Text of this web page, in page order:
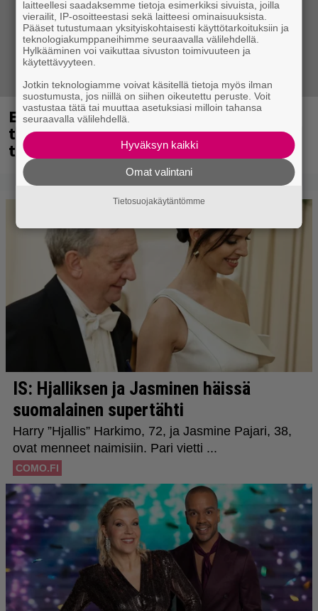
Eppu Normaalin viimeinen keikka
tänään – katso kuvagalleria torstailta
täältä
laitteellesi saadaksemme tietoja esimerkiksi sivuista, joilla
vierailit, IP-osoitteestasi sekä laitteesi ominaisuuksista.
Pääset tutustumaan yksityiskohtaisesti käyttötarkoituksiin ja
teknologiakumppaneihimme seuraavalla välilehdellä.
Hylkääminen voi vaikuttaa sivuston toimivuuteen ja
käytettävyyteen.
Jotkin teknologiamme voivat käsitellä tietoja myös ilman
suostumusta, jos niillä on siihen oikeutettu peruste. Voit
vastustaa tätä tai muuttaa asetuksiasi milloin tahansa
seuraavalla välilehdellä.
Hyväksyn kaikki
Omat valintani
Tietosuojakäytäntömme